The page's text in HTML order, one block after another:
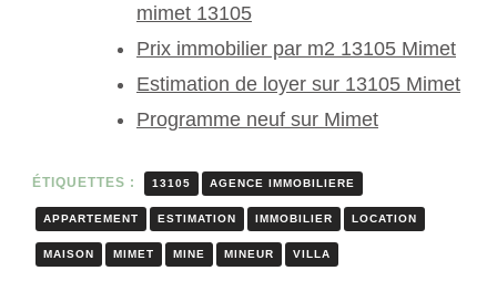
mimet 13105
Prix immobilier par m2 13105 Mimet
Estimation de loyer sur 13105 Mimet
Programme neuf sur Mimet
ÉTIQUETTES : 13105 AGENCE IMMOBILIERE
APPARTEMENT ESTIMATION IMMOBILIER LOCATION
MAISON MIMET MINE MINEUR VILLA